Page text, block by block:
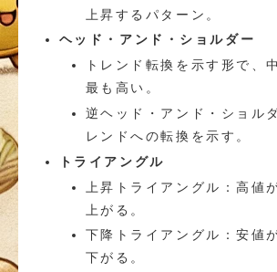
上昇するパターン。
ヘッド・アンド・ショルダー
トレンド転換を示す形で、
最も高い。
逆ヘッド・アンド・ショル
レンドへの転換を示す。
トライアングル
上昇トライアングル：高値
上がる。
下降トライアングル：安値
下がる。